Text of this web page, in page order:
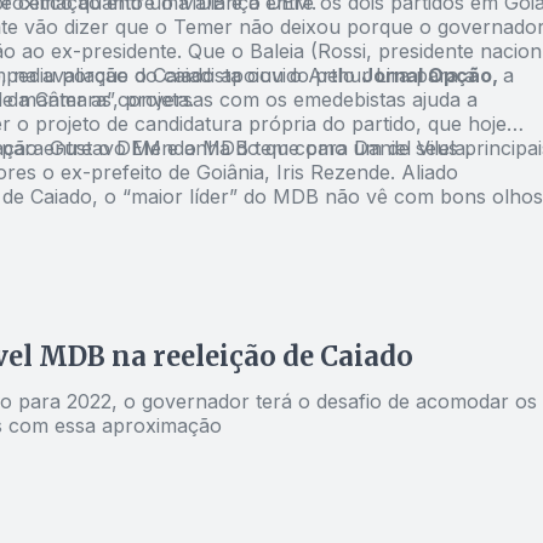
vão dizer que o Temer não deixou porque o
ao ex-presidente. Que o Baleia (Rossi, presidente
porque o Caiado apoiou o Arthur Lira para a
Câmara”, projeta.
na avaliação do caiadista ouvido peloJornal Opção, a
manter as conversas com os emedebistas ajuda a
o projeto de candidatura própria do partido, que hoje
Gustavo Mendanha do que para Daniel Vilela.
entre o DEM e o MDB tem como um de seus
o ex-prefeito de Goiânia, Iris Rezende. Aliado
Caiado, o “maior líder” do MDB não vê com bons
MDB na reeleição de Caiado
para 2022, o governador terá o desafio de acomodar os
com essa aproximação